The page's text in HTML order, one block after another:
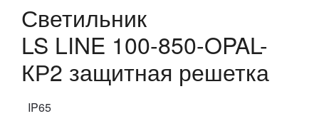
Светильник
LS LINE 100-850-OPAL-
КР2 защитная решетка
IP65